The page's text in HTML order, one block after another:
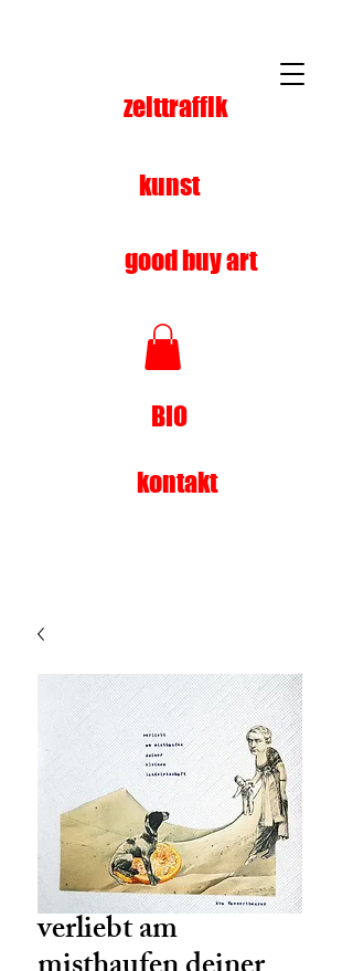
kunst
zeittraffik
good buy art
BIO
kontakt
verliebt am